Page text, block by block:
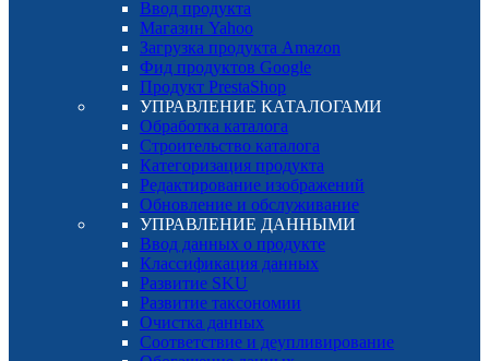
Ввод продукта
Магазин Yahoo
Загрузка продукта Amazon
Фид продуктов Google
Продукт PrestaShop
УПРАВЛЕНИЕ КАТАЛОГАМИ
Обработка каталога
Строительство каталога
Категоризация продукта
Редактирование изображений
Обновление и обслуживание
УПРАВЛЕНИЕ ДАННЫМИ
Ввод данных о продукте
Классификация данных
Развитие SKU
Развитие таксономии
Очистка данных
Соответствие и деупливирование